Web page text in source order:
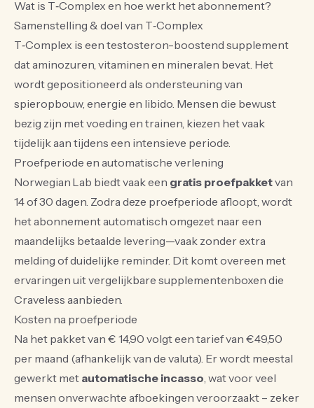
Wat is T‑Complex en hoe werkt het abonnement?
Samenstelling & doel van T‑Complex
T‑Complex is een testosteron-boostend supplement
dat aminozuren, vitaminen en mineralen bevat. Het
wordt gepositioneerd als ondersteuning van
spieropbouw, energie en libido. Mensen die bewust
bezig zijn met voeding en trainen, kiezen het vaak
tijdelijk aan tijdens een intensieve periode.
Proefperiode en automatische verlening
Norwegian Lab biedt vaak een gratis proefpakketvan
14 of 30 dagen. Zodra deze proefperiode afloopt, wordt
het abonnement automatisch omgezet naar een
maandelijks betaalde levering—vaak zonder extra
melding of duidelijke reminder. Dit komt overeen met
ervaringen uit vergelijkbare supplementenboxen die
Craveless aanbieden.
Kosten na proefperiode
Na het pakket van € 14,90 volgt een tarief van €49,50
per maand (afhankelijk van de valuta). Er wordt meestal
gewerkt met automatische incasso, wat voor veel
mensen onverwachte afboekingen veroorzaakt – zeker